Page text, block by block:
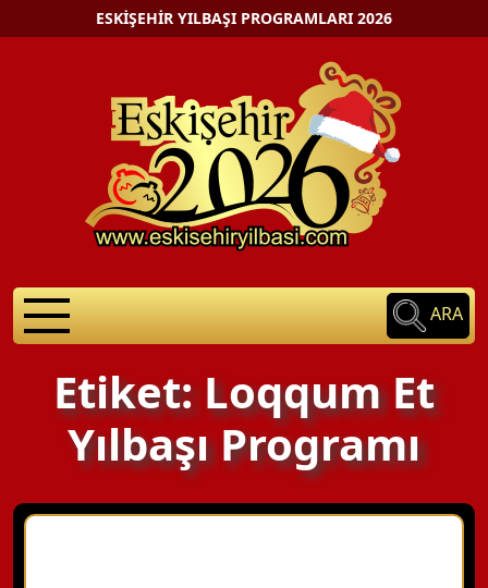
ESKIŞEHIR YILBAŞI PROGRAMLARI 2026
ARA
Etiket: Loqqum Et
Yılbaşı Programı